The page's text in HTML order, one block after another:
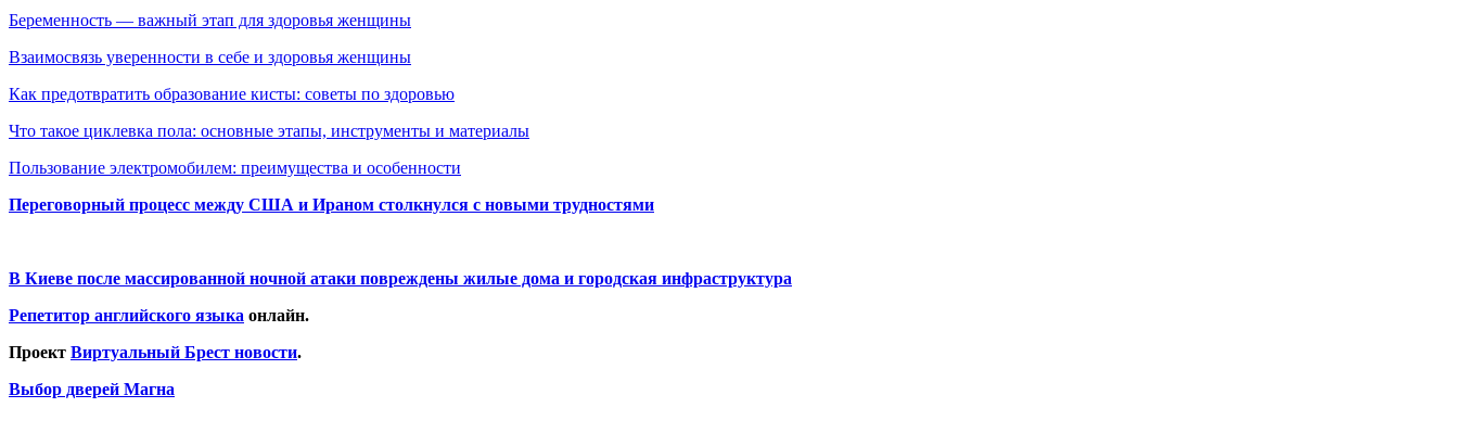
Беременность — важный этап для здоровья женщины
Взаимосвязь уверенности в себе и здоровья женщины
Как предотвратить образование кисты: советы по здоровью
Что такое циклевка пола: основные этапы, инструменты и материалы
Пользование электромобилем: преимущества и особенности
Переговорный процесс между США и Ираном столкнулся с новыми трудностями
В Киеве после массированной ночной атаки повреждены жилые дома и городская инфраструктура
Репетитор английского языка онлайн.
Проект Виртуальный Брест новости.
Выбор дверей Магна